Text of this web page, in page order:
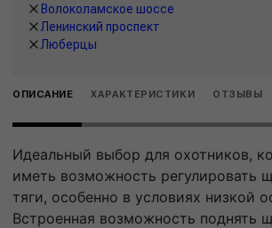
Волоколамское шоссе
Ленинский проспект
Люберцы
ОПИСАНИЕ ХАРАКТЕРИСТИКИ ОТЗЫВЫ
Идеальный выбор для охотников,
иметь возможность регулировать
тяги, особенно в условиях низкой
Встроенная возможность поднять